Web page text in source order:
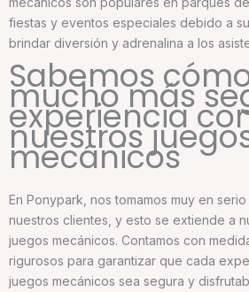
fiestas y eventos especiales debido a
brindar diversión y adrenalina a los
Sabemos
mucho más
experiencia
nuestros
mecánicos
En Ponypark, nos tomamos muy en
nuestros clientes, y esto se extiende a
juegos mecánicos. Contamos con
rigurosos para garantizar que cada
juegos mecánicos sea segura y